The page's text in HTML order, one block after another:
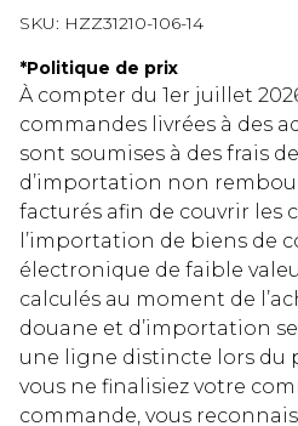
SKU: HZZ31210-106-14
*Politique de prix
À compter du 1er juillet
commandes livrées à des
sont soumises à des frais
d’importation non
facturés afin de couvrir les
l’importation de biens de
électronique de faible
calculés au moment de
douane et d’importation
une ligne distincte lors du
vous ne finalisiez votre
commande, vous